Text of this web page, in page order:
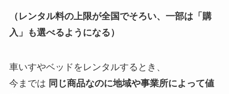
（レンタル料の上限が全国でそろい、一部は「購
入」も選べるようになる）
車いすやベッドをレンタルするとき、
今までは 同じ商品なのに地域や事業所によって値